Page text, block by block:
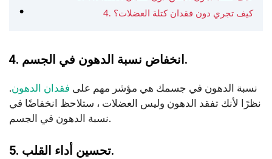
4. كيف تجري دون فقدان كتلة العضلات؟
4. انخفاض نسبة الدهون في الجسم.
نسبة الدهون في جسمك هي مؤشر مهم على فقدان الدهون.
نظرًا لأنك تفقد الدهون وليس العضلات ، ستلاحظ انخفاضًا في
نسبة الدهون في الجسم.
5. تحسين أداء القلب.